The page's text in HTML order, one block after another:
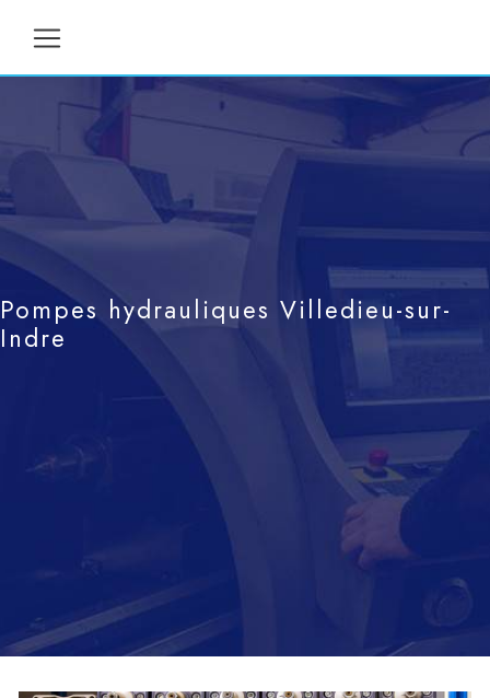
Pompes hydrauliques Villedieu-sur-
Indre